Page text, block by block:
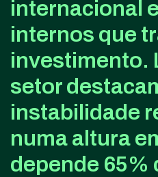
internacional
internos que
investimento.
setor
instabilidade
numa altura
depende 65%